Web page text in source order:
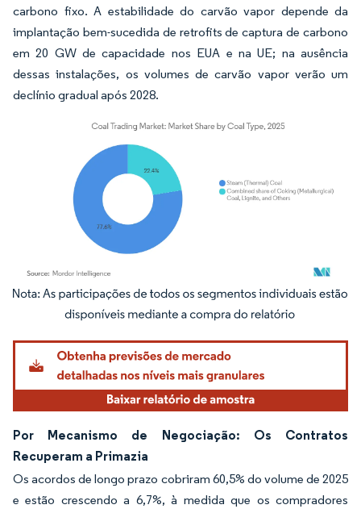
carbono fixo. A estabilidade do carvão vapor depende da
implantação bem-sucedida de retrofits de captura de carbono
em 20 GW de capacidade nos EUA e na UE; na ausência
dessas instalações, os volumes de carvão vapor verão um
declínio gradual após 2028.
Imagem © Mordor Intelligence. O reuso requer atribuição conforme CC BY 4.0.
Por Mecanismo de Negociação: Os Contratos
Recuperam a Primazia
Os acordos de longo prazo cobriram 60,5% do volume de 2025
e estão crescendo a 6,7%, à medida que os compradores